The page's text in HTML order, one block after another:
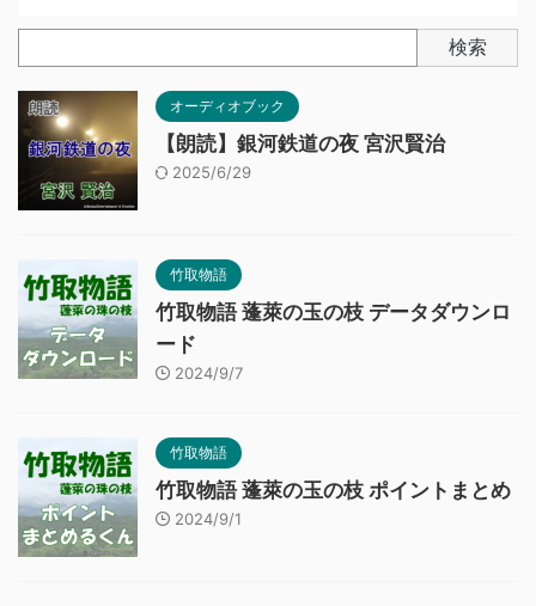
検索
オーディオブック
【朗読】銀河鉄道の夜 宮沢賢治
2025/6/29
竹取物語
竹取物語 蓬萊の玉の枝 データダウンロ
ード
2024/9/7
竹取物語
竹取物語 蓬萊の玉の枝 ポイントまとめ
2024/9/1